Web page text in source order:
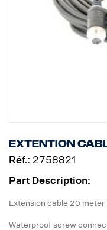
Extention
Réf.: 2758821
Part Description:
Extension cable 20 meter
Waterproof screw